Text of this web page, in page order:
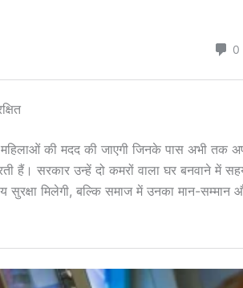
की मदद की जाएगी जिनके पास अभी तक
हैं। सरकार उन्हें दो कमरों वाला घर बनवाने में
मिलेगी, बल्कि समाज में उनका मान-सम्मान